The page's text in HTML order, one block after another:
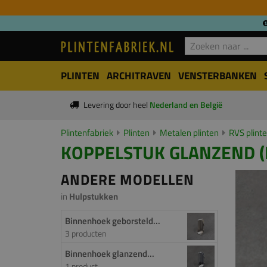
PLINTEN ARCHITRAVEN VENSTERBANKEN
Levering door heel Nederland en België
Plintenfabriek Plinten Metalen plinten RVS
KOPPELSTUK
ANDERE MODELLEN
in Hulpstukken
Binnenhoek geborsteld...
3 producten
Binnenhoek glanzend...